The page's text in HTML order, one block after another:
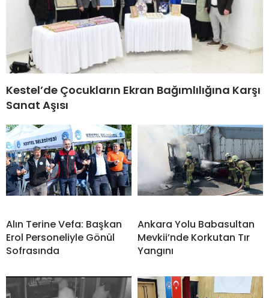
Kestel’de Çocukların Ekran Bağımlılığına Karşı
Sanat Aşısı
Alın Terine Vefa: Başkan
Erol Personeliyle Gönül
Sofrasında
Ankara Yolu Babasultan
Mevkii’nde Korkutan Tır
Yangını